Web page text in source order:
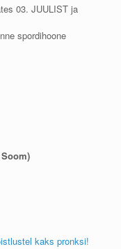
03. JUULIST ja
spordihoone
kaks pronksi!